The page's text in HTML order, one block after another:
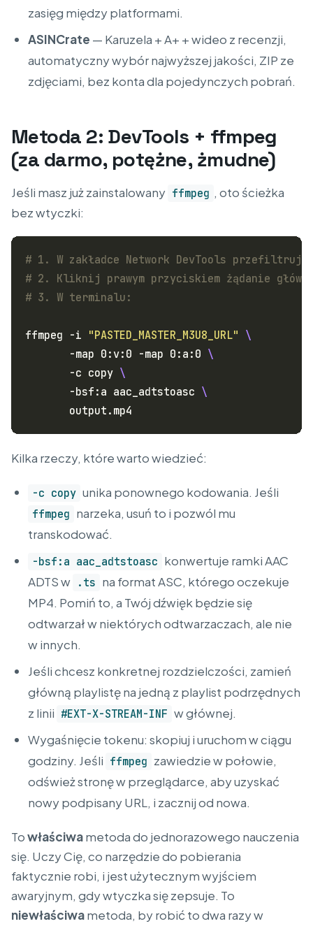
zasięg między platformami.
ASINCrate — Karuzela + A+ + wideo z recenzji,
automatyczny wybór najwyższej jakości, ZIP ze
zdjęciami, bez konta dla pojedynczych pobrań.
Metoda 2: DevTools + ffmpeg
(za darmo, potężne, żmudne)
Jeśli masz już zainstalowany ffmpeg , oto ścieżka
bez wtyczki:
# 1. W zakładce Network DevTools przefiltruj
# 2. Kliknij prawym przyciskiem żądanie
# 3. W terminalu:
ffmpeg -i "PASTED_MASTER_M3U8_URL"
       -map 0:v:0 -map 0:a:0
       -c copy
       -bsf:a aac_adtstoasc
Kilka rzeczy, które warto wiedzieć:
-c copy unika ponownego kodowania. Jeśli
ffmpeg narzeka, usuń to i pozwól mu
transkodować.
-bsf:a aac_adtstoasc konwertuje ramki AAC
ADTS w .ts na format ASC, którego oczekuje
MP4. Pomiń to, a Twój dźwięk będzie się
odtwarzał w niektórych odtwarzaczach, ale nie
w innych.
Jeśli chcesz konkretnej rozdzielczości, zamień
główną playlistę na jedną z playlist podrzędnych
z linii #EXT-X-STREAM-INF w głównej.
Wygaśnięcie tokenu: skopiuj i uruchom w ciągu
godziny. Jeśli ffmpeg zawiedzie w połowie,
odśwież stronę w przeglądarce, aby uzyskać
nowy podpisany URL, i zacznij od nowa.
Towłaściwametoda do jednorazowego nauczenia
się. Uczy Cię, co narzędzie do pobierania
faktycznie robi, i jest użytecznym wyjściem
awaryjnym, gdy wtyczka się zepsuje. To
niewłaściwametoda, by robić to dwa razy w